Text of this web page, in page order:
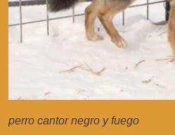
perro cantor negro y fuego